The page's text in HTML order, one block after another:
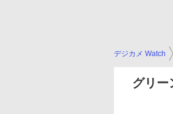
デジカメ Watch
グリー